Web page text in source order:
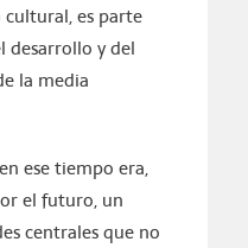
es parte
desarrollo y del
la media
ese tiempo era,
el futuro, un
centrales que no